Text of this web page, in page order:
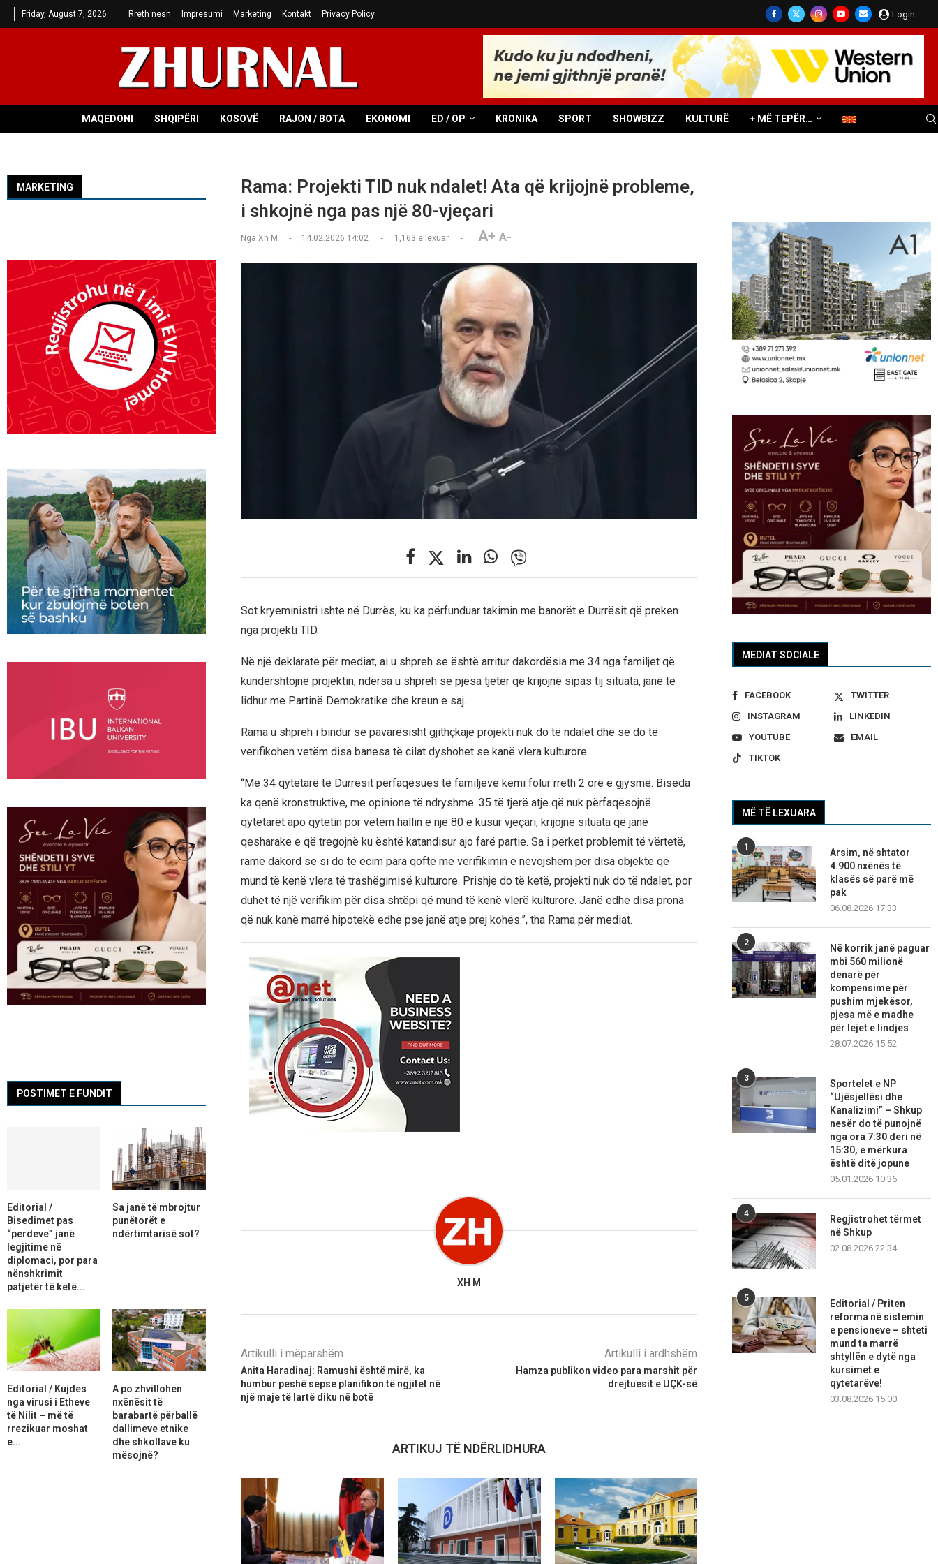
Friday, August 7, 2026 Rreth nesh Impresumi Marketing Kontakt Privacy Policy Login
MAQEDONI SHQIPËRI KOSOVË RAJON / BOTA EKONOMI ED / OP KRONIKA SPORT SHOWBIZZ KULTURË + MË TEPËR…
Rama: Projekti TID nuk ndalet! Ata që krijojnë probleme,
i shkojnë nga pas një 80-vjeçari
Nga Xh M 14.02.2026 14:02 1,163 e lexuar A+ A-
Sot kryeministri ishte në Durrës, ku ka përfunduar takimin me banorët e Durrësit që preken
nga projekti TID.
Në një deklaratë për mediat, ai u shpreh se është arritur dakordësia me 34 nga familjet që
kundërshtojnë projektin, ndërsa u shpreh se pjesa tjetër që krijojnë sipas tij situata, janë të
lidhur me Partinë Demokratike dhe kreun e saj.
Rama u shpreh i bindur se pavarësisht gjithçkaje projekti nuk do të ndalet dhe se do të
verifikohen vetëm disa banesa të cilat dyshohet se kanë vlera kulturore.
“Me 34 qytetarë të Durrësit përfaqësues të familjeve kemi folur rreth 2 orë e gjysmë. Biseda
ka qenë kronstruktive, me opinione të ndryshme. 35 të tjerë atje që nuk përfaqësojnë
qytetarët apo qytetin por vetëm hallin e një 80 e kusur vjeçari, krijojnë situata që janë
qesharake e që tregojnë ku është katandisur ajo farë partie. Sa i përket problemit të vërtetë,
ramë dakord se si do të ecim para qoftë me verifikimin e nevojshëm për disa objekte që
mund të kenë vlera të trashëgimisë kulturore. Prishje do të ketë, projekti nuk do të ndalet, por
duhet të një verifikim për disa shtëpi që mund të kenë vlerë kulturore. Janë edhe disa prona
që nuk kanë marrë hipotekë edhe pse janë atje prej kohës.”, tha Rama për mediat.
XH M
Artikulli i mëparshëm
Anita Haradinaj: Ramushi është mirë, ka
humbur peshë sepse planifikon të ngjitet në
një maje të lartë diku në botë
Artikulli i ardhshëm
Hamza publikon video para marshit për
drejtuesit e UÇK-së
ARTIKUJ TË NDËRLIDHURA
MEDIAT SOCIALE
FACEBOOK
TWITTER
INSTAGRAM
LINKEDIN
YOUTUBE
EMAIL
TIKTOK
MË TË LEXUARA
1
Arsim, në shtator
4.900 nxënës të
klasës së parë më
pak
06.08.2026 17:33
2
Në korrik janë paguar
mbi 560 milionë
denarë për
kompensime për
pushim mjekësor,
pjesa më e madhe
për lejet e lindjes
28.07.2026 15:52
3
Sportelet e NP
“Ujësjellësi dhe
Kanalizimi” – Shkup
nesër do të punojnë
nga ora 7:30 deri në
15:30, e mërkura
është ditë jopune
05.01.2026 10:36
4
Regjistrohet tërmet
në Shkup
02.08.2026 22:34
5
Editorial / Priten
reforma në sistemin
e pensioneve – shteti
mund ta marrë
shtyllën e dytë nga
kursimet e
qytetarëve!
03.08.2026 15:00
MARKETING
POSTIMET E FUNDIT
Editorial /
Bisedimet pas
“perdeve” janë
legjitime në
diplomaci, por para
nënshkrimit
patjetër të ketë...
Sa janë të mbrojtur
punëtorët e
ndërtimtarisë sot?
Editorial / Kujdes
nga virusi i Etheve
të Nilit – më të
rrezikuar moshat
e...
A po zhvillohen
nxënësit të
barabartë përballë
dallimeve etnike
dhe shkollave ku
mësojnë?